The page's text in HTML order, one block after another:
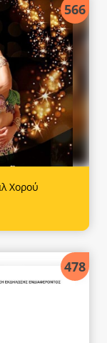
566
Χορού
478